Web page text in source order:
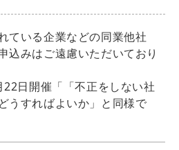
ている企業などの同業他社
込みはご遠慮いただいており
日開催「「不正をしない社
うすればよいか」と同様で